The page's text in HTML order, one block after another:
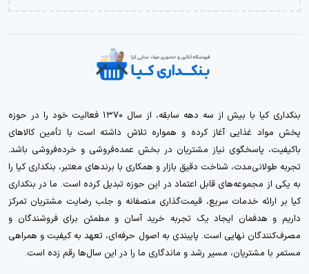
بنکداری کیا با بیش از سه دهه سابقه، از سال ۱۳۷۰ فعالیت خود را در حوزه
پخش مواد غذایی آغاز کرده و همواره تلاش داشته است با تأمین کالاهای
باکیفیت، پاسخگوی نیاز مشتریان در بخش عمده‌فروشی و خرده‌فروشی باشد.
تجربه طولانی‌مدت، شناخت دقیق بازار و همکاری با برندهای معتبر، بنکداری کیا را
به یکی از مجموعه‌های قابل اعتماد در این حوزه تبدیل کرده است. ما در بنکداری
کیا بر ارائه خدمات سریع، قیمت‌گذاری منصفانه و جلب رضایت مشتریان تمرکز
داریم و هدفمان ایجاد یک تجربه خرید آسان و مطمئن برای فروشندگان و
مصرف‌کنندگان نهایی است. پایبندی به اصول حرفه‌ای، تعهد به کیفیت و همراهی
مستمر با مشتریان، مسیر رشد و ماندگاری ما را در این سال‌ها رقم زده است.